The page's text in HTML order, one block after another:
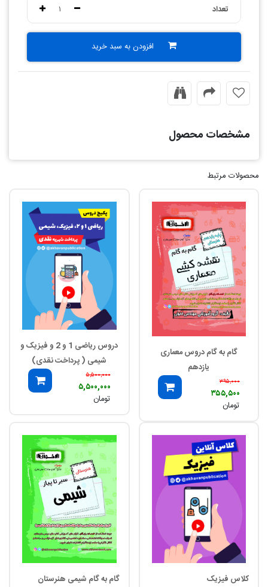
تعداد ۱
افزودن به سبد خرید
مشخصات محصول
محصولات مرتبط
گام به گام دروس معماری
یازدهم
۳۹۵,۰۰۰
۳۵۵,۵۰۰
تومان
دروس ریاضی 1 و 2 و فیزیک و
شیمی ( پرداخت نقدی)
۵,۵۰۰,۰۰۰
۵,۵۰۰,۰۰۰
تومان
کلاس فیزیک گام به گام شیمی هنرستان